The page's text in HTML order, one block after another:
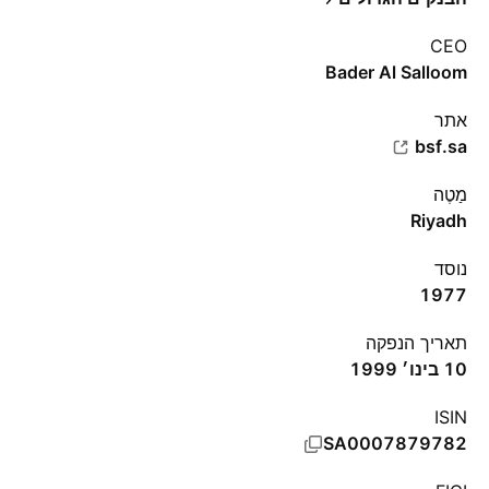
CEO
Bader Al Salloom
אתר‏
bsf.sa
מַטֶה
Riyadh
נוסד
1977
תאריך הנפקה
10 בינו׳ 1999
ISIN
SA0007879782